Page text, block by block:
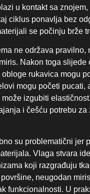
u kontakt sa znojem,
ciklus ponavlja bez
se počinju brže
ne održava pravilno,
Nakon toga slijede
rukavica mogu
mogu početi pucati,
izgubiti
i češću potrebu za
su problematični jer
Vlaga stvara
koji razgrađuju
neugodan
funkcionalnosti. U